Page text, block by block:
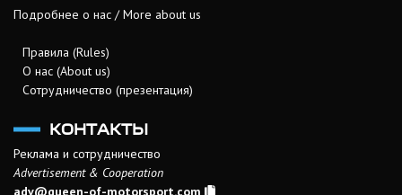
Подробнее о нас / More about us
Правила (Rules)
О нас (About us)
Сотрудничество (презентация)
КОНТАКТЫ
Реклама и сотрудничество
Advertisement & Cooperation
adv@queen-of-motorsport.com